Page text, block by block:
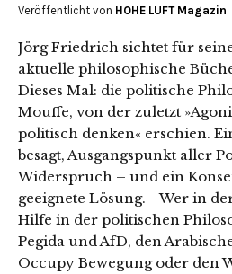
Veröffentlicht von HOHE LUFT Magazin
Jörg Friedrich sichtet für
aktuelle philosophische
Dieses Mal: die politische
Mouffe, von der zuletzt
politisch denken« erschien.
besagt, Ausgangspunkt aller
Widerspruch – und ein
geeignete Lösung. Wer in
Hilfe in der politischen
Pegida und AfD, den
Occupy Bewegung oder den